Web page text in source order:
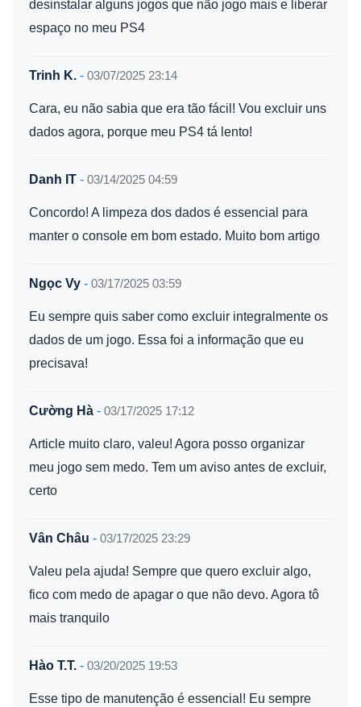
desinstalar alguns jogos que não jogo mais e liberar
espaço no meu PS4
Trinh K. - 03/07/2025 23:14
Cara, eu não sabia que era tão fácil! Vou excluir uns
dados agora, porque meu PS4 tá lento!
Danh IT - 03/14/2025 04:59
Concordo! A limpeza dos dados é essencial para
manter o console em bom estado. Muito bom artigo
Ngọc Vy - 03/17/2025 03:59
Eu sempre quis saber como excluir integralmente os
dados de um jogo. Essa foi a informação que eu
precisava!
Cường Hà - 03/17/2025 17:12
Article muito claro, valeu! Agora posso organizar
meu jogo sem medo. Tem um aviso antes de excluir,
certo
Vân Châu - 03/17/2025 23:29
Valeu pela ajuda! Sempre que quero excluir algo,
fico com medo de apagar o que não devo. Agora tô
mais tranquilo
Hào T.T. - 03/20/2025 19:53
Esse tipo de manutenção é essencial! Eu sempre